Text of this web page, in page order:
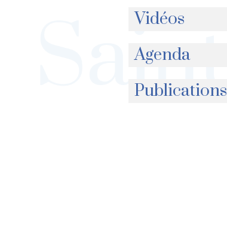
Vidéos
Agenda
Publications